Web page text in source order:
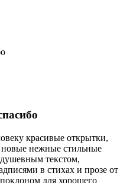
красивые открытки,
нежные стильные
текстом,
в стихах и прозе от
для хорошего